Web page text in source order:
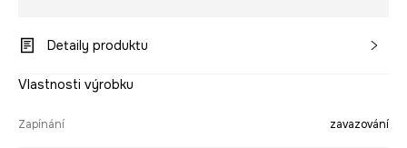
Detaily produktu
Vlastnosti výrobku
Zapínání zavazování